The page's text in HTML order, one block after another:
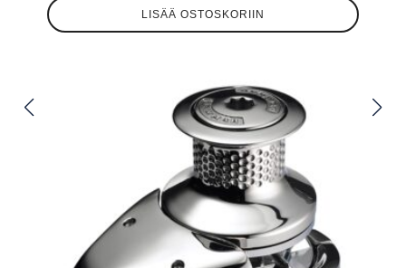
LISÄÄ OSTOSKORIIN